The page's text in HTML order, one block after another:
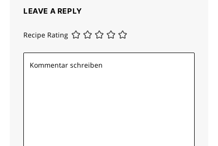
LEAVE A REPLY
Recipe Rating